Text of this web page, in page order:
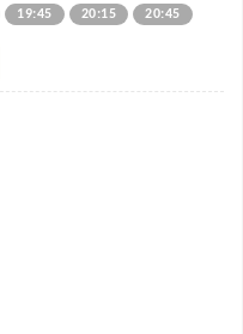
19:45 20:15 20:45